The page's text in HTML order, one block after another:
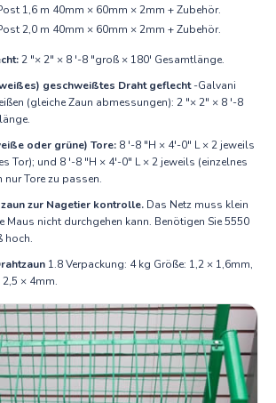
1,6 m 40mm × 60mm × 2mm + Zubehör.
2,0 m 40mm × 60mm × 2mm + Zubehör.
2 "× 2" × 8 '-8 "groß × 180' Gesamtlänge.
geschweißtes Draht geflecht-Galvani
(gleiche Zaun abmessungen): 2 "× 2" × 8 '-8
oder grüne) Tore: 8 '-8 "H × 4'-0" L × 2 jeweils
Tor); und 8 '-8 "H × 4'-0" L × 2 jeweils (einzelnes
nur Tore zu passen.
zur Nagetier kontrolle. Das Netz muss klein
Maus nicht durchgehen kann. Benötigen Sie 5550
hoch.
1.8 Verpackung: 4 kg Größe: 1,2 × 1,6mm,
× 4mm.